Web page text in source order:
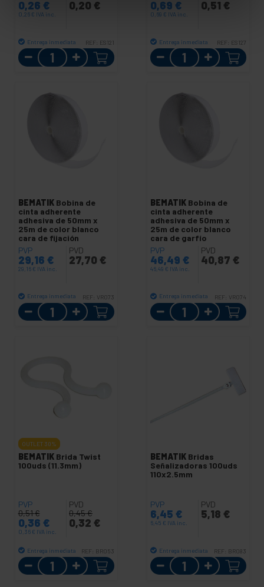
0,26 €
0,26 € IVA inc.
0,20 €
Entrega inmediata REF: ES121
Cantidad
0,69 €
0,69 € IVA inc.
0,51 €
Entrega inmediata REF: ES127
Cantidad
BEMATIK Bobina de
cinta adherente
adhesiva de 50mm x
25m de color blanco
cara de fijación
PVP
29,16 €
29,16 € IVA inc.
PVD
27,70 €
Entrega inmediata REF: VR073
Cantidad
BEMATIK Bobina de
cinta adherente
adhesiva de 50mm x
25m de color blanco
cara de garfío
PVP
46,49 €
46,49 € IVA inc.
PVD
40,87 €
Entrega inmediata REF: VR074
Cantidad
OUTLET 30%
BEMATIK Brida Twist
100uds (11.3mm)
PVP
0,51€
0,36 €
0,36 € IVA inc.
PVD
0,45€
0,32 €
Entrega inmediata REF: BR053
Cantidad
BEMATIK Bridas
Señalizadoras 100uds
110x2.5mm
PVP
6,45 €
6,45 € IVA inc.
PVD
5,18 €
Entrega inmediata REF: BR083
Cantidad